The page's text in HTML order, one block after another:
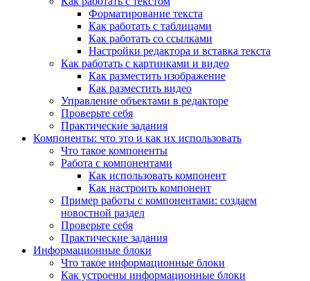
Форматирование текста
Как работать с таблицами
Как работать со ссылками
Настройки редактора и вставка текста
Как работать с картинками и видео
Как разместить изображение
Как разместить видео
Управление объектами в редакторе
Проверьте себя
Практические задания
Компоненты: что это и как их использовать
Что такое компоненты
Работа с компонентами
Как использовать компонент
Как настроить компонент
Пример работы с компонентами: создаем
новостной раздел
Проверьте себя
Практические задания
Информационные блоки
Что такое информационные блоки
Как устроены информационные блоки